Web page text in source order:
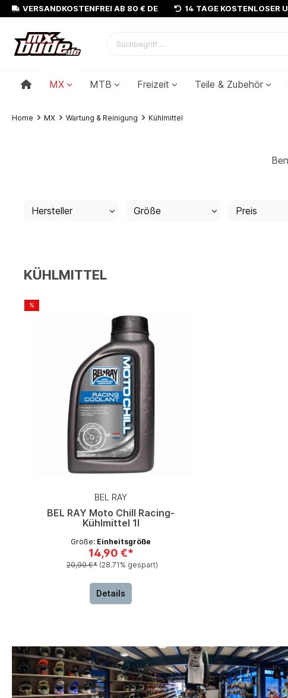
VERSANDKOSTENFREI AB 80 € DE 14 TAGE KOSTENLOSER
MX MTB Freizeit Teile & Zubehör
Home MX Wartung & Reinigung Kühlmittel
Hersteller Größe Preis
KÜHLMITTEL
%
BEL RAY
BEL RAY Moto Chill Racing-
Kühlmittel 1l
Größe: Einheitsgröße
14,90 €*
20,90 €* (28.71% gespart)
Details